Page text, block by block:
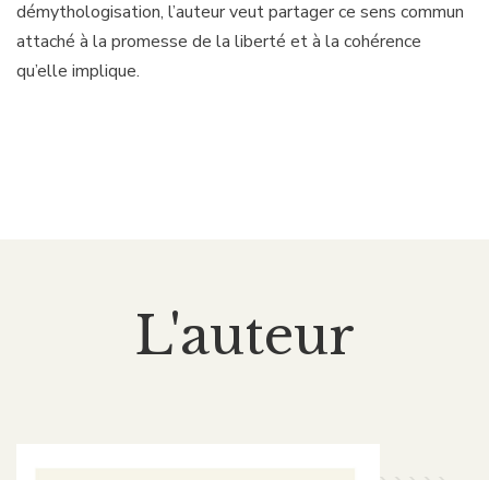
démythologisation, l’auteur veut partager ce sens commun
attaché à la promesse de la liberté et à la cohérence
qu’elle implique.
L'auteur